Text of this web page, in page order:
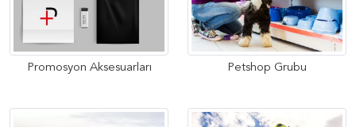
Promosyon Aksesuarları Petshop Grubu